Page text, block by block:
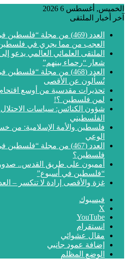
الخميس, أغسطس 6 2026
آخر أخبار الملتقى
العدد (469) من مجلة
العجب من مما يجري في
الملتقى العلمائي العالمي يدعو
شعار “رحماء بينهم”
العدد (468) من مجلة
تُسألون عن الأقصى
تحذيرات مقدسية من أوسع
لمن فلسطين ؟!
شؤون الكنائس: سياسات
الفلسطيني
فلسطين والأمة الإسلامية: من
الوعي
العدد (467) من مجلة
فلسطين؟
“فلسطين في أسبوع”
غزة والأقصى إرادة لا تنكسر – العدد
فيسبوك
‫X
‫YouTube
انستقرام
مقال عشوائي
إضافة عمود جانبي
الوضع المظلم